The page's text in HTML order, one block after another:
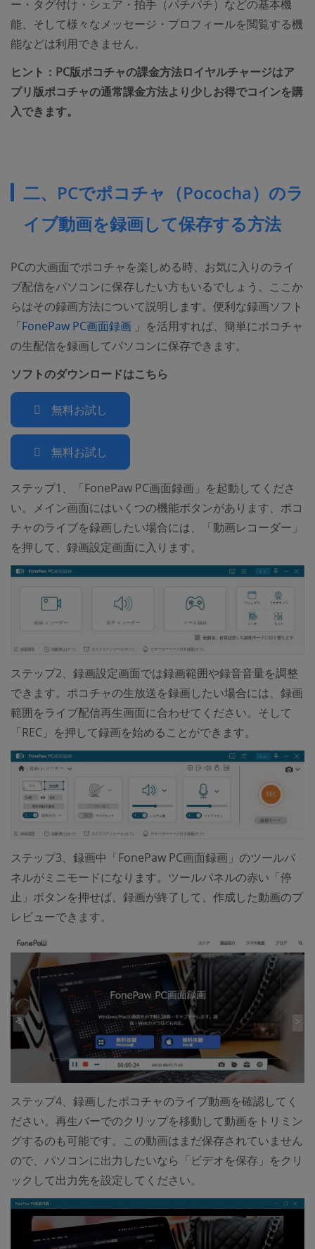
ー・タグ付け・シェア・拍手（パチパチ）などの基本機
能、そして様々なメッセージ・プロフィールを閲覧する機
能などは利用できません。
ヒント：PC版ポコチャの課金方法ロイヤルチャージはア
プリ版ポコチャの通常課金方法より少しお得でコインを購
入できます。
二、PCでポコチャ（Pococha）のラ
イブ動画を録画して保存する方法
PCの大画面でポコチャを楽しめる時、お気に入りのライ
ブ配信をパソコンに保存したい方もいるでしょう。ここか
らはその録画方法について説明します。便利な録画ソフト
「FonePaw PC画面録画 (opens new window)
」を活用すれば、簡単にポコチャ
の生配信を録画してパソコンに保存できます。
ソフトのダウンロードはこちら
無料お試し
無料お試し
ステップ1、「FonePaw PC画面録画」を起動してくださ
い。メイン画面にはいくつの機能ボタンがあります、ポコ
チャのライブを録画したい場合には、「動画レコーダー」
を押して、録画設定画面に入ります。
ステップ2、録画設定画面では録画範囲や録音音量を調整
できます。ポコチャの生放送を録画したい場合には、録画
範囲をライブ配信再生画面に合わせてください。そして
「REC」を押して録画を始めることができます。
ステップ3、録画中「FonePaw PC画面録画」のツールパ
ネルがミニモードになります。ツールパネルの赤い「停
止」ボタンを押せば、録画が終了して、作成した動画のプ
レビューできます。
ステップ4、録画したポコチャのライブ動画を確認してく
ださい。再生バーでのクリップを移動して動画をトリミン
グするのも可能です。この動画はまだ保存されていません
ので、パソコンに出力したいなら「ビデオを保存」をクリ
ックして出力先を設定してください。